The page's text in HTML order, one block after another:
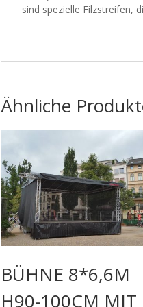
sind spezielle Filzstreifen,
Ähnliche
BÜHNE 8*6,6M
H90-100CM MIT